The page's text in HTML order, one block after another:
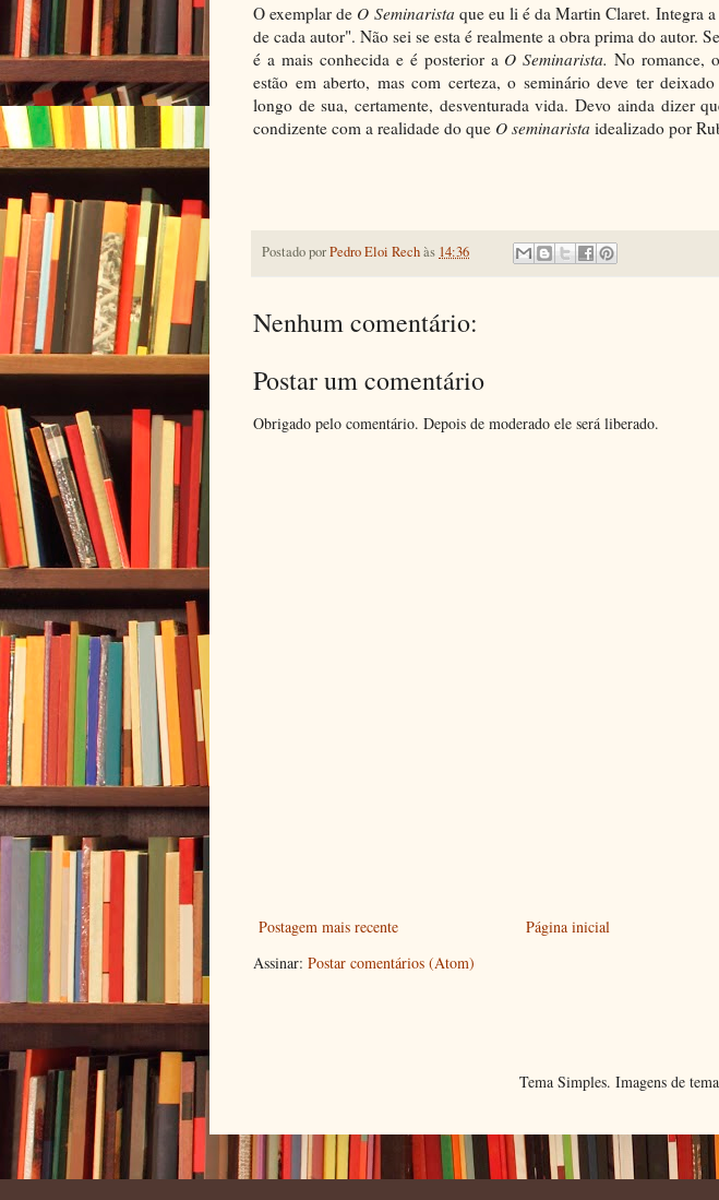
O exemplar de O Seminarista que eu li é da Martin Claret. Integra
de cada autor". Não sei se esta é realmente a obra prima do autor.
é a mais conhecida e é posterior a O Seminarista.No romance,
estão em aberto, mas com certeza, o seminário deve ter
longo de sua, certamente, desventurada vida. Devo ainda dizer
condizente com a realidade do que O seminarista idealizado por
Postado porPedro Eloi Rechàs 14:36
Nenhum comentário:
Postar um comentário
Obrigado pelo comentário. Depois de moderado ele será liberado.
Postagem mais recente
Página inicial
Assinar: Postar comentários (Atom)
Tema Simples. Imagens de